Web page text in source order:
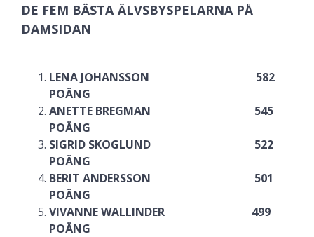
DE FEM BÄSTA ÄLVSBYSPELARNA PÅ
DAMSIDAN
LENA JOHANSSON 582
POÄNG
ANETTE BREGMAN 545
POÄNG
SIGRID SKOGLUND 522
POÄNG
BERIT ANDERSSON 501
POÄNG
VIVANNE WALLINDER 499
POÄNG